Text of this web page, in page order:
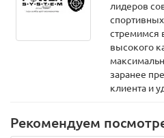
лидеров
стремимся
высокого
заранее
клиента и
Рекомендуем